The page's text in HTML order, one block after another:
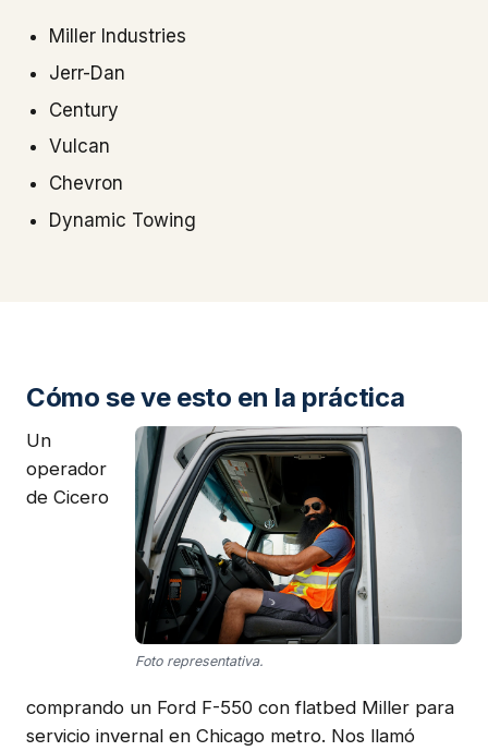
Miller Industries
Jerr-Dan
Century
Vulcan
Chevron
Dynamic Towing
Cómo se ve esto en la práctica
Foto representativa.
Un
operador
de Cicero
comprando un Ford F-550 con flatbed Miller para
servicio invernal en Chicago metro. Nos llamó